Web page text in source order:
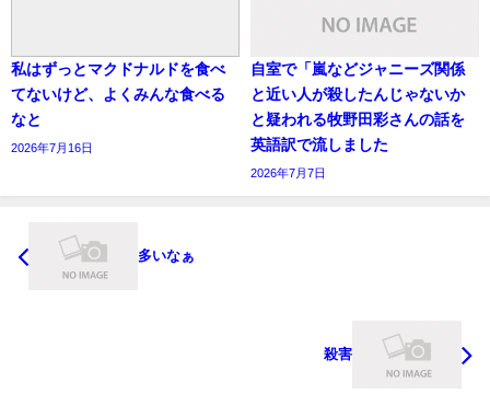
私はずっとマクドナルドを食べ
てないけど、よくみんな食べる
なと
2026年7月16日
自室で「嵐などジャニーズ関係
と近い人が殺したんじゃないか
と疑われる牧野田彩さんの話を
英語訳で流しました
2026年7月7日
多いなぁ
殺害